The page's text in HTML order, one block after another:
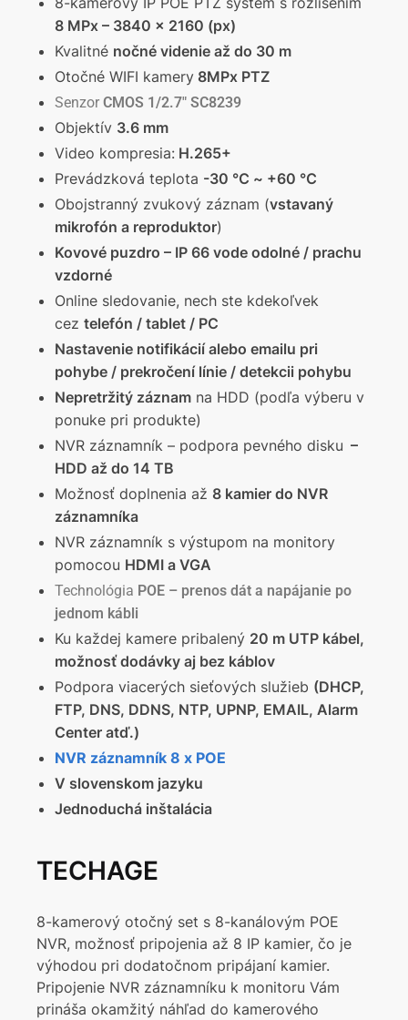
8 MPx – 3840 x 2160 (px)
Kvalitné nočné videnie až do 30 m
Otočné WIFI kamery 8MPx PTZ
Senzor CMOS 1/2.7″ SC8239
Objektív 3.6 mm
Video kompresia: H.265+
Prevádzková teplota -30 ℃ ~ +60 ℃
Obojstranný zvukový záznam (vstavaný
mikrofón a reproduktor)
Kovové puzdro – IP 66 vode odolné / prachu
vzdorné
Online sledovanie, nech ste kdekoľvek
cez telefón / tablet / PC
Nastavenie notifikácií alebo emailu pri
pohybe / prekročení línie / detekcii pohybu
Nepretržitý záznam na HDD (podľa výberu v
ponuke pri produkte)
NVR záznamník – podpora pevného disku –
HDD až do 14 TB
Možnosť doplnenia až 8 kamier do NVR
záznamníka
NVR záznamník s výstupom na monitory
pomocou HDMI a VGA
Technológia POE – prenos dát a napájanie po
jednom kábli
Ku každej kamere pribalený 20 m UTP kábel,
možnosť dodávky aj bez káblov
Podpora viacerých sieťových služieb (DHCP,
FTP, DNS, DDNS, NTP, UPNP, EMAIL, Alarm
Center atď.)
NVR záznamník 8 x POE
V slovenskom jazyku
Jednoduchá inštalácia
TECHAGE
8-kamerový otočný set s 8-kanálovým POE
NVR, možnosť pripojenia až 8 IP kamier, čo je
výhodou pri dodatočnom pripájaní kamier.
Pripojenie NVR záznamníku k monitoru Vám
prináša okamžitý náhľad do kamerového